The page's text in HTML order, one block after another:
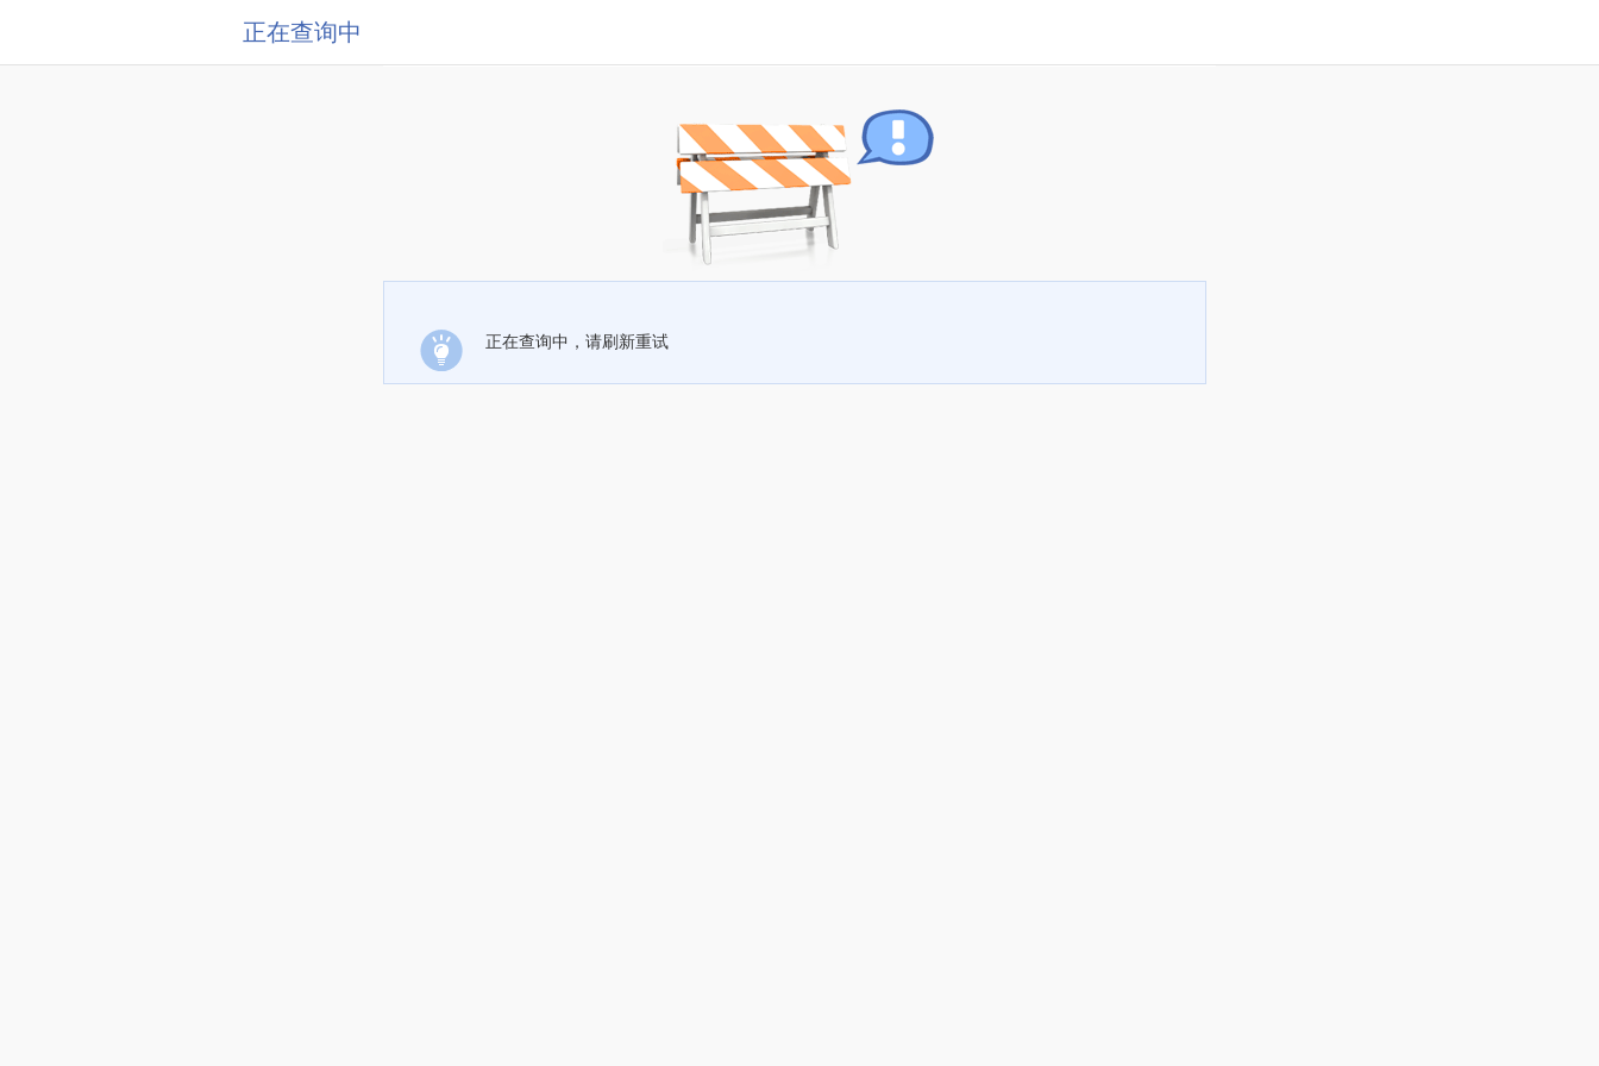
正在查询中
正在查询中，请刷新重试